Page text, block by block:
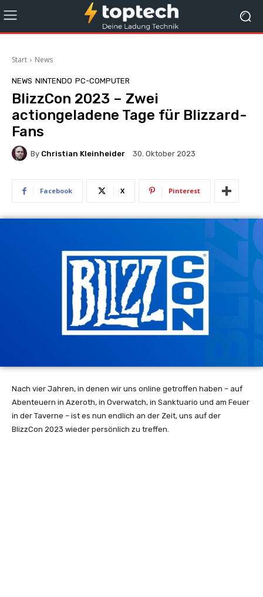
Start News
NEWS NINTENDO PC-COMPUTER
BlizzCon 2023 – Zwei
actiongeladene Tage für Blizzard-
Fans
By Christian Kleinheider 30. Oktober 2023
Facebook X Pinterest
Nach vier Jahren, in denen wir uns online getroffen haben – auf
Abenteuern in Azeroth, in Overwatch, in Sanktuario und am Feuer
in der Taverne – ist es nun endlich an der Zeit, uns auf der
BlizzCon 2023 wieder persönlich zu treffen.